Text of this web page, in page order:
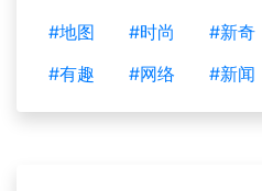
#地图
#时尚 #新奇
#有趣
#网络 #新闻